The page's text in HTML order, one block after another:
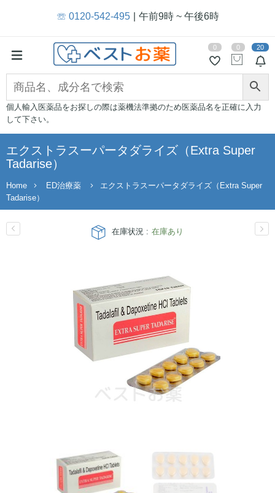
☏ 0120-542-495 午前9時 ~ 午後6時
20
0 0
個人輸入医薬品をお探しの際は薬機法準拠のため医薬品名を正確に入力
して下さい。
エクストラスーパータダライズ（Extra Super
Tadarise）
Home ED治療薬
エクストラスーパータダライズ（Extra Super
Tadarise）
在庫状況 : 在庫あり